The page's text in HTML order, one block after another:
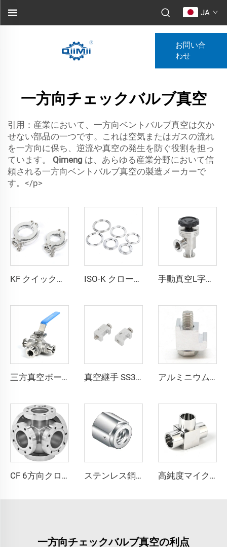
JA
お問い合
わせ
一方向チェックバルブ真空
引用：産業において、一方向ベントバルブ真空は欠か
せない部品の一つです。これは空気またはガスの流れ
を一方向に保ち、逆流や真空の発生を防ぐ役割を担っ
ています。 Qimeng は、あらゆる産業分野において信
頼される一方向ベントバルブ真空の製造メーカーで
す。</p>
KF クイッククランプリング KF16/KF25/KF40/KF50 アルミニウム 真空継手 NW25/NW40 高品質クランプフランジ 半導体用 ISO-K クローカップ ボア加工済みステンレス鋼真空継手 ISO63-ISO500 SS304/SS316L クローカップ ボア加工済みフランジ 半導体用 手動真空L字型角型バルブ KF16/KF25/KF40/KF50 密閉式フラッパー SS304/SS316L クランプ式フラッパー 多種高品質 NW16-NW50 角型バルブ継手
三方真空ボールバルブ ソケット溶接式 SS304/SS316L ステンレス鋼製フランジ ISO63-ISO100 高平台 高品質 3ウェイボールバルブ NW63/NW80/NW100 真空継手 SS304 ISO二重壁クランプ SS304/アルミニウム ステンレス鋼 M10 高品質クランプフランジ アルミニウム/SS304 ISO単壁クランプ ステンレス鋼 M8/M10/M12 真空 高品質ウォールクランプ継手フランジ
CF 6方向クロス SS304 SS316L ステンレス鋼 穴付き 3/4"-4" 高品質 クロス CF16-CF100 高真空用 回転・固定可能フランジ継手 ステンレス鋼高流量メスナットQCR継手SS316L VCR真空高純度継手BA/EPリークテストポート 高純度マイクロフィットチューブブチウェルディングティー継手 ステンレス鋼超高純度ティー溶接継手 SS316L T字型マイクロ溶接継手
一方向チェックバルブ真空の利点